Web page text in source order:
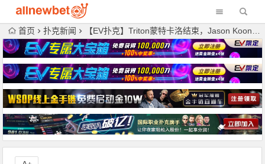
首页 扑克新闻 【EV扑克】Triton蒙特卡洛结束，Jason Koon加冕“十冠王”，遥遥领先！